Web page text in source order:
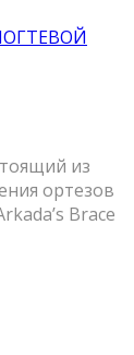
из
ортезов
Brace